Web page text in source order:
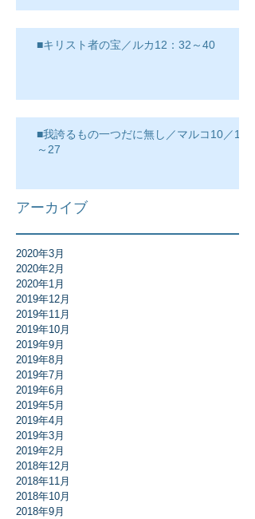
■キリスト者の宝／ルカ12：32～40
■我誇るもの一つだに無し／マルコ10／17
～27
アーカイブ
2020年3月
2020年2月
2020年1月
2019年12月
2019年11月
2019年10月
2019年9月
2019年8月
2019年7月
2019年6月
2019年5月
2019年4月
2019年3月
2019年2月
2018年12月
2018年11月
2018年10月
2018年9月